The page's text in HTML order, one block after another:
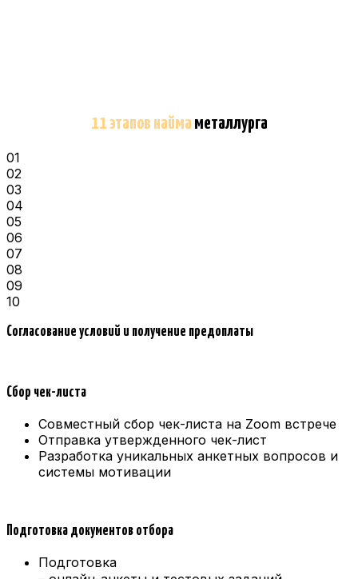
11 этапов найма металлурга
01
02
03
04
05
06
07
08
09
10
Согласование условий и получение предоплаты
Сбор чек-листа
Совместный сбор чек-листа на Zoom встрече
Отправка утвержденного чек-лист
Разработка уникальных анкетных вопросов и
системы мотивации
Подготовка документов отбора
Подготовка